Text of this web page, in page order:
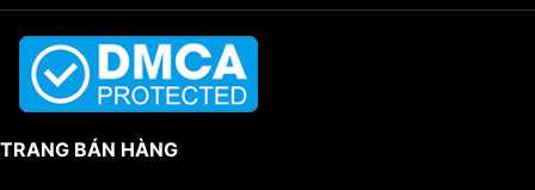
TRANG BÁN HÀNG